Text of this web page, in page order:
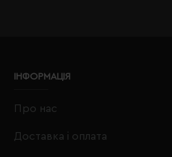
ІНФОРМАЦІЯ
Про нас
Доставка і оплата